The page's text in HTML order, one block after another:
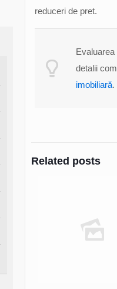
reduceri de pret.
detalii
imobiliară.
Related posts